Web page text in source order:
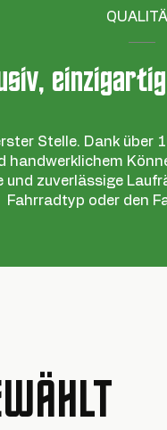
Stelle. Dank über
handwerklichem
zuverlässige
Fahrradtyp oder den